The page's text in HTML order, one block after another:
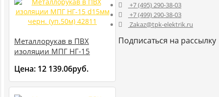
Металлорукав в ПВХ
изоляции МПГ НГ-15
42811
Цена: 12 139.06руб.
+7 (495) 290-38-03
+7 (499) 290-38-03
Zakaz@tpk-elektrik.ru
Подписаться на рассылку